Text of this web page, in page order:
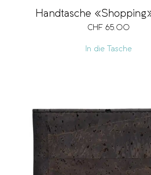
Handtasche
CHF 65.00
In die Tasche